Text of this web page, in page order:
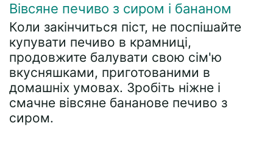
Вівсяне печиво з сиром і бананом
Коли закінчиться піст, не поспішайте
купувати печиво в крамниці,
продовжите балувати свою сім'ю
вкусняшками, приготованими в
домашніх умовах. Зробіть ніжне і
смачне вівсяне бананове печиво з
сиром.